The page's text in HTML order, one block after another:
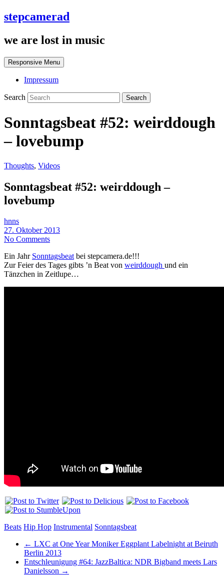
stepcamerad
we are lost in music
Responsive Menu
Impressum
Search
Sonntagsbeat #52: weirddough
– lovebump
Thoughts, Videos
Sonntagsbeat #52: weirddough –
lovebump
hnns
27. Oktober 2013
No Comments
Ein Jahr Sonntagsbeatbei stepcamera.de!!!
Zur Feier des Tages gibts ’n Beat von weirddough und ein
Tänzchen in Zeitlupe…
Beats Hip Hop Instrumental Sonntagsbeat
← LXC at One Year Moniker Eggplant Labelnight at Beiruth
Berlin 2013
Entschleunigung #64: JazzBaltica: NDR Bigband meets Lars
Danielsson →